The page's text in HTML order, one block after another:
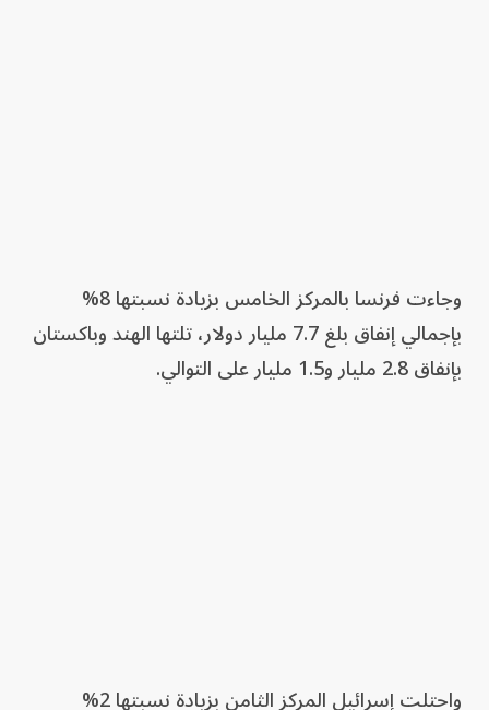
وجاءت فرنسا بالمركز الخامس بزيادة نسبتها 8%
بإجمالي إنفاق بلغ 7.7 مليار دولار، تلتها الهند وباكستان
بإنفاق 2.8 مليار و1.5 مليار على التوالي.
واحتلت إسرائيل المركز الثامن بزيادة نسبتها 2%